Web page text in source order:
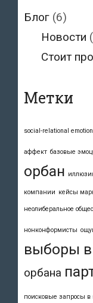
Блог (6)
Новости
Стоит
Метки
social-relational emotion
аффект базовые
орбан
компании кейсы
неолиберальное
нонконформисты
выборы в
орбана
поисковые запросы